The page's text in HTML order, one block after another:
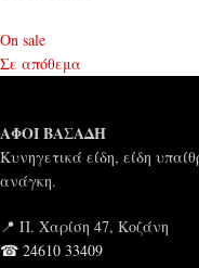
On sale
Σε απόθεμα
ΑΦΟΙ ΒΑΣΑΔΗ
Κυνηγετικά είδη, είδη
ανάγκη.
📍 Π. Χαρίση 47, Κοζάνη
☎ 24610 33409